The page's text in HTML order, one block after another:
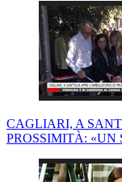
CAGLIARI, A
PROSSIMITÀ: «UN